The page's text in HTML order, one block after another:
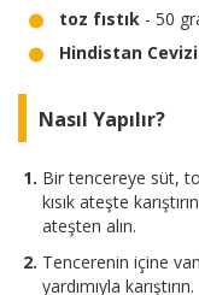
toz fıstık - 50
Hindistan
Nasıl Yapılır?
Bir tencereye süt,
kısık ateşte
ateşten alın.
Tencerenin içine
yardımıyla karıştırın.